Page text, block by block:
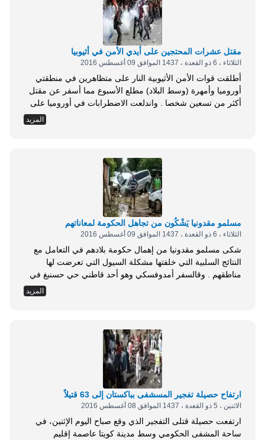
مقتل عشرات المحتجين على أيدي الأمن في أثيوبيا
الثلاثاء ، 6 ذو القعدة ، 1437 الموافق 09 أغسطس 2016
أطلقت قوات الأمن الأثيوبية النار على متظاهرين في منطقتي
أوروميا وأمهرة (وسط البلاد) مطلع الأسبوع مما أسفر عن مقتل
أكثر من تسعين شخصا . واندلعت الاضطرابات في أوروميا على
مدى عدة أشهر حتى أوائل العام الحالي جراء خطط لتخصيص
الأراضي الزراعية المحيطة بالعاصمة الإقليمية لمشاريع التنمية .
المزيد
مسلمو مقدونيا يَشْكُون من تجاهل الحكومة لمعاناتهم
الثلاثاء ، 6 ذو القعدة ، 1437 الموافق 09 أغسطس 2016
شكى مسلمو مقدونيا من إهمال حكومة بلادهم في التعامل مع
النتائج السلبية التي خلفتها مشكلة السيول التي تعرضت لها
مناطقهم . وقالسفر أمدوفسكي وهو أحد قاطني حي حسنبغ في
العاصمة المقدونية ذي الغالبية المسلمة: إنه وأسرته اضطروا
للبقاء في سقف المنزل للنجاة بأرواحهم في الليلة التي بدأت فيها
المزيد
ارتفاح حصيلة تفجير المسشفى بباكستان إلى 63 قتيلاً
الاثنين ، 5 ذو القعدة ، 1437 الموافق 08 أغسطس 2016
ارتفعت حصيلة قتلى التفجير الذي وقع صباح اليوم الإثنين، في
ساحة المشفى الحكومي وسط مدينة كويتا عاصمة إقليم